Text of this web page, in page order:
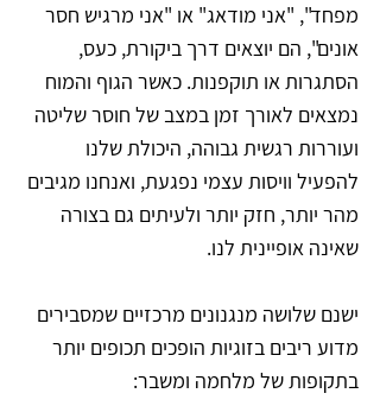
מפחד", "אני מודאג" או "אני מרגיש חסר
אונים", הם יוצאים דרך ביקורת, כעס,
הסתגרות או תוקפנות. כאשר הגוף והמוח
נמצאים לאורך זמן במצב של חוסר שליטה
ועוררות רגשית גבוהה, היכולת שלנו
להפעיל וויסות עצמי נפגעת, ואנחנו מגיבים
מהר יותר, חזק יותר ולעיתים גם בצורה
שאינה אופיינית לנו.
ישנם שלושה מנגנונים מרכזיים שמסבירים
מדוע ריבים בזוגיות הופכים תכופים יותר
בתקופות של מלחמה ומשבר: